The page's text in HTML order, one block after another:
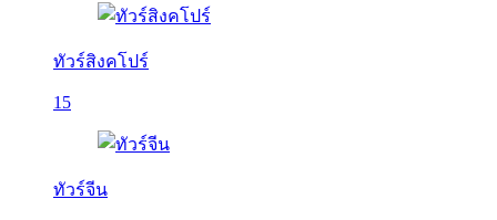
ทัวร์สิงคโปร์
15
ทัวร์จีน